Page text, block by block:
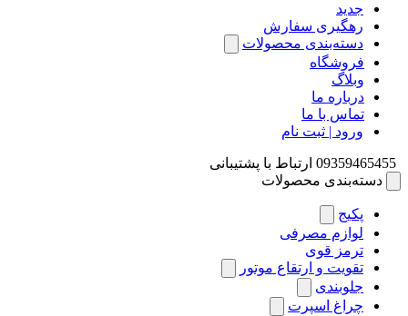
جدید
رهگیری سفارش
دسته‌بندی محصولات
فروشگاه
وبلاگ
درباره ما
تماس با ما
ورود | ثبت نام
09359465455 ارتباط با پشتیبانی
دسته‌بندی محصولات
پکیج
لوازم مصرفی
ترمز قوی
تقویت و ارتقاع موتور
جلوبندی
چراغ اسپرت